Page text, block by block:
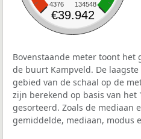
4376 134548
€39.942
Bovenstaande meter toont
de buurt Kampveld. De
gebied van de schaal op de
zijn berekend op basis van
gesorteerd. Zoals de mediaan
gemiddelde, mediaan, modus